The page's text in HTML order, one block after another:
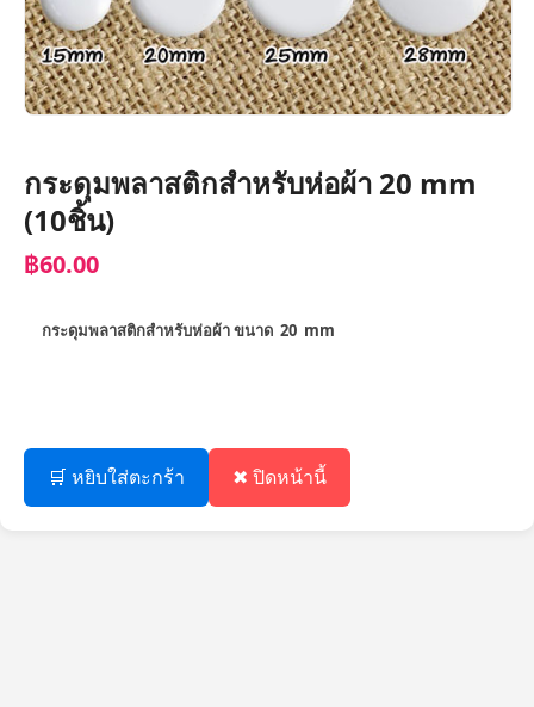
กระดุมพลาสติกสำหรับห่อผ้า 20 mm
(10ชิ้น)
฿60.00
กระดุมพลาสติกสำหรับห่อผ้า ขนาด 20 mm
🛒 หยิบใส่ตะกร้า ✖ ปิดหน้านี้